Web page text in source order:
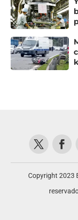
Copyright 2023